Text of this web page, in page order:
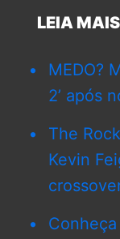
LEIA
MEDO?
2’ após
The
Kevin